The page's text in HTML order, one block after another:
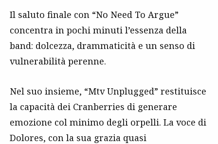
Il saluto finale con “No Need To Argue”
concentra in pochi minuti l’essenza della
band: dolcezza, drammaticità e un senso di
vulnerabilità perenne.
Nel suo insieme, “Mtv Unplugged” restituisce
la capacità dei Cranberries di generare
emozione col minimo degli orpelli. La voce di
Dolores, con la sua grazia quasi